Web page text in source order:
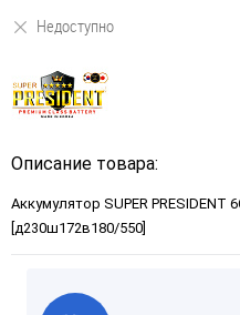
Недоступно
Описание товара:
Аккумулятор SUPER PRESIDENT
[д230ш172в180/550]